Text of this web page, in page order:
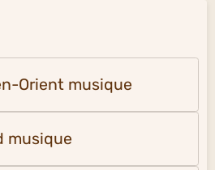
Orient musique
musique